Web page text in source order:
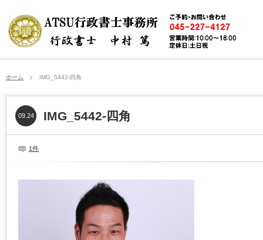
ホーム IMG_5442-四角
IMG_5442-四角
09.24
1件